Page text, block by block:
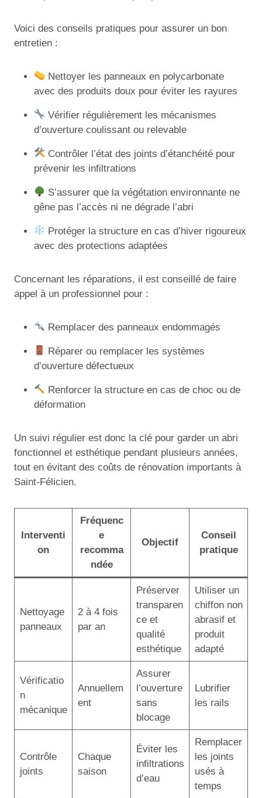
Voici des conseils pratiques pour assurer un bon
entretien :
Nettoyer les panneaux en polycarbonate
avec des produits doux pour éviter les rayures
Vérifier régulièrement les mécanismes
d’ouverture coulissant ou relevable
Contrôler l’état des joints d’étanchéité pour
prévenir les infiltrations
S’assurer que la végétation environnante ne
gêne pas l’accès ni ne dégrade l’abri
Protéger la structure en cas d’hiver rigoureux
avec des protections adaptées
Concernant les réparations, il est conseillé de faire
appel à un professionnel pour :
Remplacer des panneaux endommagés
Réparer ou remplacer les systèmes
d’ouverture défectueux
Renforcer la structure en cas de choc ou de
déformation
Un suivi régulier est donc la clé pour garder un abri
fonctionnel et esthétique pendant plusieurs années,
tout en évitant des coûts de rénovation importants à
Saint-Félicien.
Interventi
on
Fréquenc
e
recomma
ndée
Objectif
Conseil
pratique
Nettoyage
panneaux
2 à 4 fois
par an
Préserver
transparen
ce et
qualité
esthétique
Utiliser un
chiffon non
abrasif et
produit
adapté
Vérificatio
n
mécanique
Annuellem
ent
Assurer
l’ouverture
sans
blocage
Lubrifier
les rails
Contrôle
joints
Chaque
saison
Éviter les
infiltrations
d’eau
Remplacer
les joints
usés à
temps